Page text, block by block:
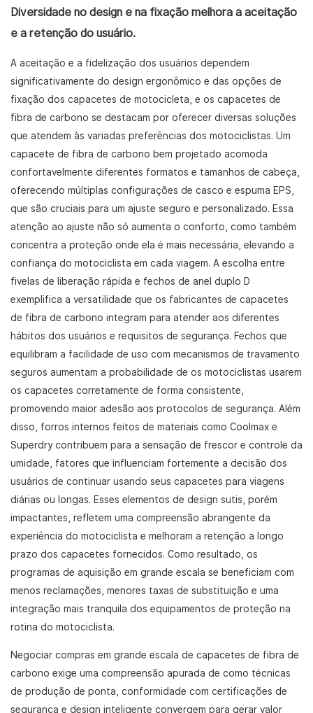
Diversidade no design e na fixação melhora a aceitação
e a retenção do usuário.
A aceitação e a fidelização dos usuários dependem
significativamente do design ergonômico e das opções de
fixação dos capacetes de motocicleta, e os capacetes de
fibra de carbono se destacam por oferecer diversas soluções
que atendem às variadas preferências dos motociclistas. Um
capacete de fibra de carbono bem projetado acomoda
confortavelmente diferentes formatos e tamanhos de cabeça,
oferecendo múltiplas configurações de casco e espuma EPS,
que são cruciais para um ajuste seguro e personalizado. Essa
atenção ao ajuste não só aumenta o conforto, como também
concentra a proteção onde ela é mais necessária, elevando a
confiança do motociclista em cada viagem. A escolha entre
fivelas de liberação rápida e fechos de anel duplo D
exemplifica a versatilidade que os fabricantes de capacetes
de fibra de carbono integram para atender aos diferentes
hábitos dos usuários e requisitos de segurança. Fechos que
equilibram a facilidade de uso com mecanismos de travamento
seguros aumentam a probabilidade de os motociclistas usarem
os capacetes corretamente de forma consistente,
promovendo maior adesão aos protocolos de segurança. Além
disso, forros internos feitos de materiais como Coolmax e
Superdry contribuem para a sensação de frescor e controle da
umidade, fatores que influenciam fortemente a decisão dos
usuários de continuar usando seus capacetes para viagens
diárias ou longas. Esses elementos de design sutis, porém
impactantes, refletem uma compreensão abrangente da
experiência do motociclista e melhoram a retenção a longo
prazo dos capacetes fornecidos. Como resultado, os
programas de aquisição em grande escala se beneficiam com
menos reclamações, menores taxas de substituição e uma
integração mais tranquila dos equipamentos de proteção na
rotina do motociclista.
Negociar compras em grande escala de capacetes de fibra de
carbono exige uma compreensão apurada de como técnicas
de produção de ponta, conformidade com certificações de
segurança e design inteligente convergem para gerar valor